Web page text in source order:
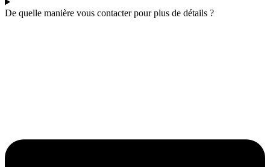
De quelle manière vous contacter pour plus de détails ?